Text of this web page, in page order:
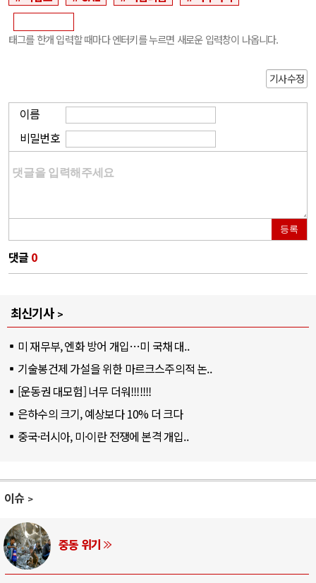
태그를 한개 입력할 때마다 엔터키를 누르면 새로운 입력창이 나옵니다.
기사수정
이름
비밀번호
등록
댓글 0
최신기사
미 재무부, 엔화 방어 개입…미 국채 대..
기술봉건제 가설을 위한 마르크스주의적 논..
[운동권 대모험] 너무 더워!!!!!!!
은하수의 크기, 예상보다 10% 더 크다
중국·러시아, 미·이란 전쟁에 본격 개입..
이슈
중동 위기